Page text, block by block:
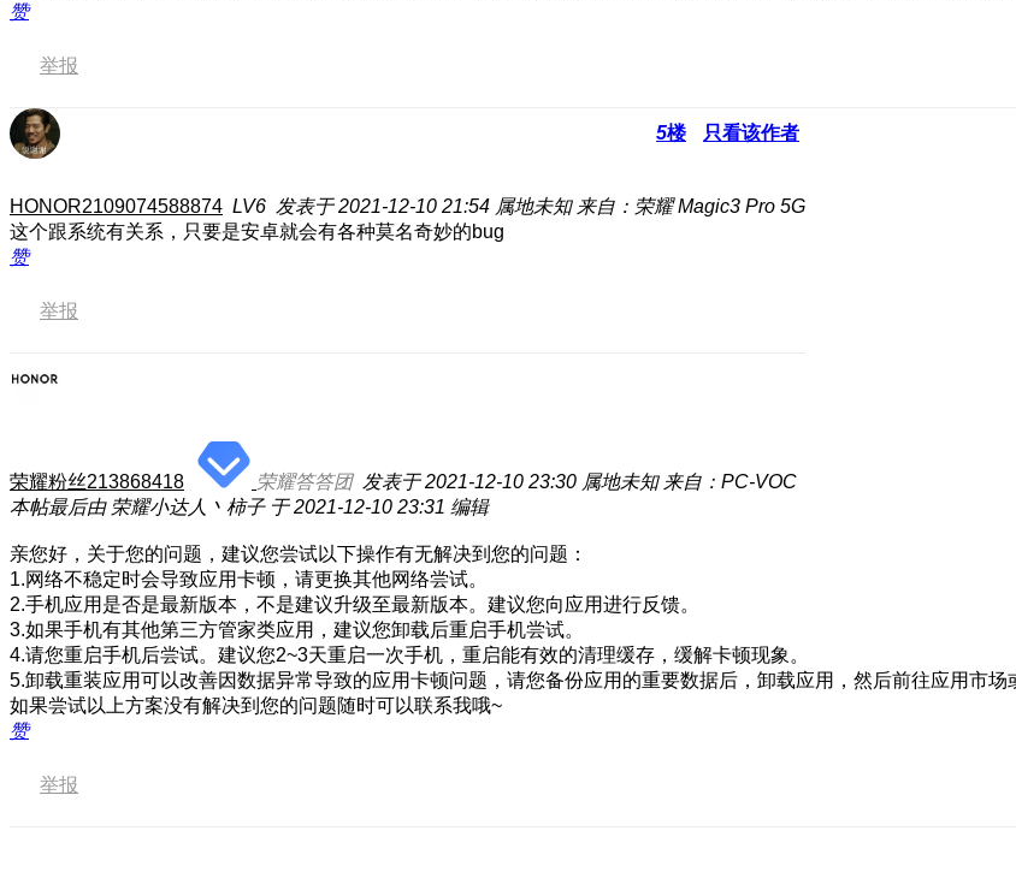
赞
举报
5楼 只看该作者
HONOR2109074588874 LV6 发表于 2021-12-10 21:54 属地未知 来自：荣耀 Magic3 Pro 5G
这个跟系统有关系，只要是安卓就会有各种莫名奇妙的bug
赞
举报
荣耀粉丝213868418 荣耀答答团 发表于 2021-12-10 23:30 属地未知 来自：PC-VOC
本帖最后由 荣耀小达人丶柿子 于 2021-12-10 23:31 编辑
亲您好，关于您的问题，建议您尝试以下操作有无解决到您的问题：
1.网络不稳定时会导致应用卡顿，请更换其他网络尝试。
2.手机应用是否是最新版本，不是建议升级至最新版本。建议您向应用进行反馈。
3.如果手机有其他第三方管家类应用，建议您卸载后重启手机尝试。
4.请您重启手机后尝试。建议您2~3天重启一次手机，重启能有效的清理缓存，缓解卡顿现象。
5.卸载重装应用可以改善因数据异常导致的应用卡顿问题，请您备份应用的重要数据后，卸载应用，然后前往应用市场
如果尝试以上方案没有解决到您的问题随时可以联系我哦~
赞
举报